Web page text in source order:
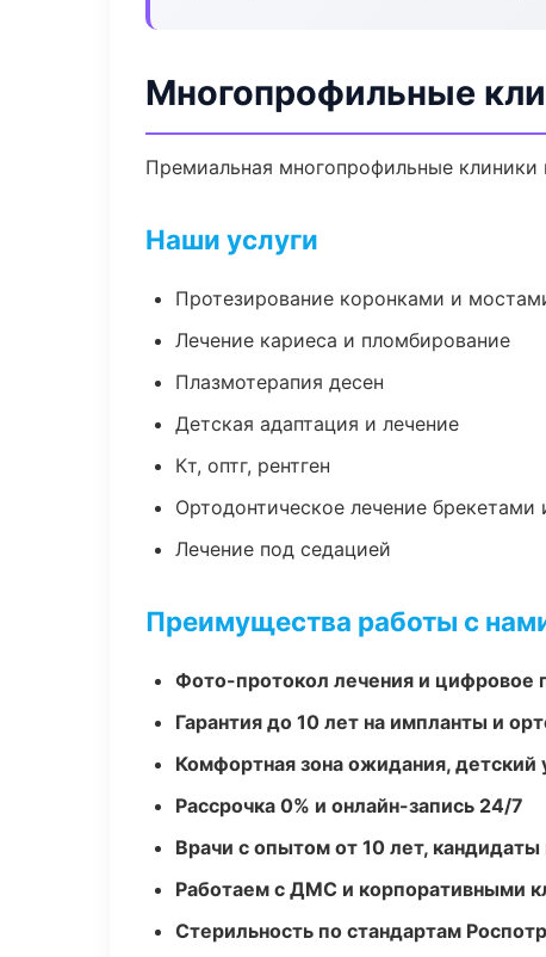
Многопрофильные
Премиальная многопрофильные клиники
Наши услуги
Протезирование коронками и
Лечение кариеса и пломбирование
Плазмотерапия десен
Детская адаптация и лечение
Кт, оптг, рентген
Ортодонтическое лечение брекетами
Лечение под седацией
Преимущества работы с
Фото-протокол лечения и цифровое
Гарантия до 10 лет на импланты и
Комфортная зона ожидания, детский
Рассрочка 0% и онлайн-запись 24/7
Врачи с опытом от 10 лет, кандидаты
Работаем с ДМС и корпоративными
Стерильность по стандартам